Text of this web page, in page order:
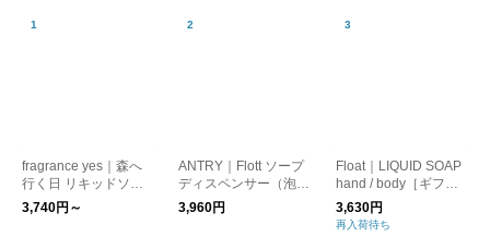
fragrance yes｜森へ
行く日 リキッドソー
プ ハンドソープ 石鹸
オーガニック 天然由
3,740円～
ANTRY｜Flott ソープ
ディスペンサー（泡タ
イプ）｜ソープボト
ル・ポンプボトル・ハ
3,960円
Float｜LIQUID SOAP
hand / body［ギフト/
贈り物/新生活］
3,630円
再入荷待ち